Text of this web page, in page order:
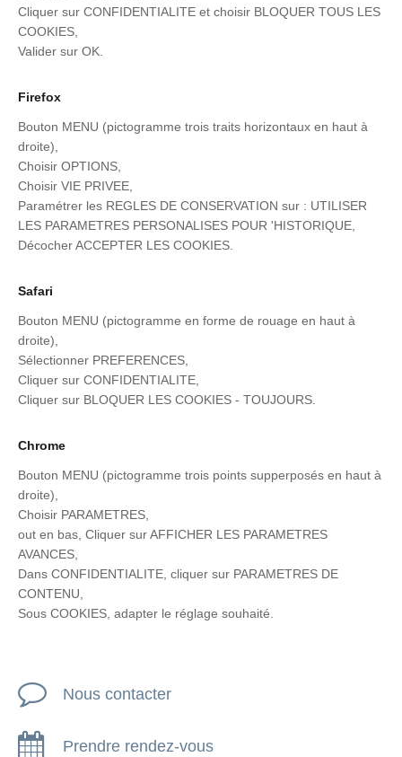
Cliquer sur CONFIDENTIALITE et choisir BLOQUER TOUS LES
COOKIES,
Valider sur OK.
Firefox
Bouton MENU (pictogramme trois traits horizontaux en haut à
droite),
Choisir OPTIONS,
Choisir VIE PRIVEE,
Paramétrer les REGLES DE CONSERVATION sur : UTILISER
LES PARAMETRES PERSONALISES POUR 'HISTORIQUE,
Décocher ACCEPTER LES COOKIES.
Safari
Bouton MENU (pictogramme en forme de rouage en haut à
droite),
Sélectionner PREFERENCES,
Cliquer sur CONFIDENTIALITE,
Cliquer sur BLOQUER LES COOKIES - TOUJOURS.
Chrome
Bouton MENU (pictogramme trois points supperposés en haut à
droite),
Choisir PARAMETRES,
out en bas, Cliquer sur AFFICHER LES PARAMETRES
AVANCES,
Dans CONFIDENTIALITE, cliquer sur PARAMETRES DE
CONTENU,
Sous COOKIES, adapter le réglage souhaité.
Nous contacter
Prendre rendez-vous